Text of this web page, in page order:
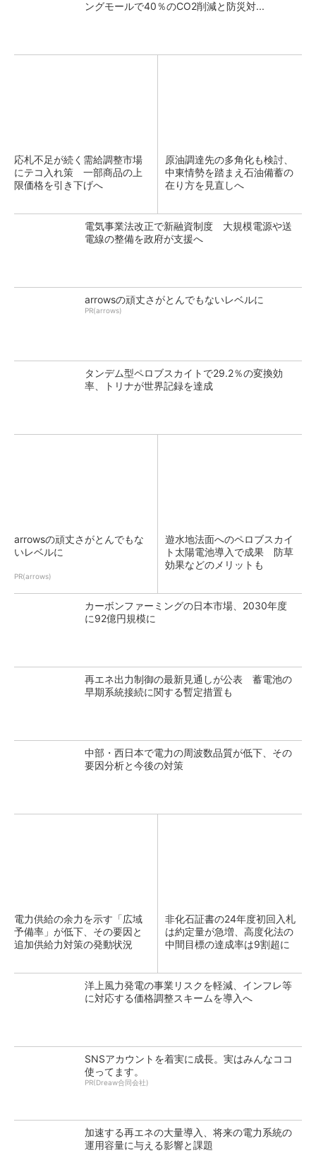
ングモールで40％のCO2削減と防災対...
応札不足が続く需給調整市場
にテコ入れ策 一部商品の上
限価格を引き下げへ
原油調達先の多角化も検討、
中東情勢を踏まえ石油備蓄の
在り方を見直しへ
電気事業法改正で新融資制度 大規模電源や送
電線の整備を政府が支援へ
arrowsの頑丈さがとんでもないレベルに
PR(arrows)
タンデム型ペロブスカイトで29.2％の変換効
率、トリナが世界記録を達成
arrowsの頑丈さがとんでもな
いレベルに
PR(arrows)
遊水地法面へのペロブスカイ
ト太陽電池導入で成果 防草
効果などのメリットも
カーボンファーミングの日本市場、2030年度
に92億円規模に
再エネ出力制御の最新見通しが公表 蓄電池の
早期系統接続に関する暫定措置も
中部・西日本で電力の周波数品質が低下、その
要因分析と今後の対策
電力供給の余力を示す「広域
予備率」が低下、その要因と
追加供給力対策の発動状況
非化石証書の24年度初回入札
は約定量が急増、高度化法の
中間目標の達成率は9割超に
洋上風力発電の事業リスクを軽減、インフレ等
に対応する価格調整スキームを導入へ
SNSアカウントを着実に成長。実はみんなココ
使ってます。
PR(Dreaw合同会社)
加速する再エネの大量導入、将来の電力系統の
運用容量に与える影響と課題